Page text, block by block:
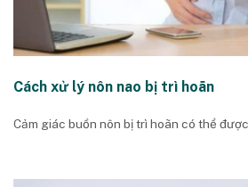
Cách xử lý nôn nao bị trì hoãn
Cảm giác buồn nôn bị trì hoãn có thể được